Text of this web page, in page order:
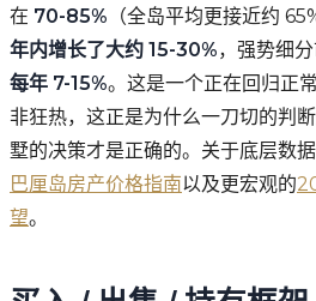
在 70-85% （全岛平均更接近约
年内增长了大约 15-30%，强势细
每年 7-15%。这是一个正在回归正
非狂热，这正是为什么一刀切的判
墅的决策才是正确的。关于底层数
巴厘岛房产价格指南以及更宏观的
望。